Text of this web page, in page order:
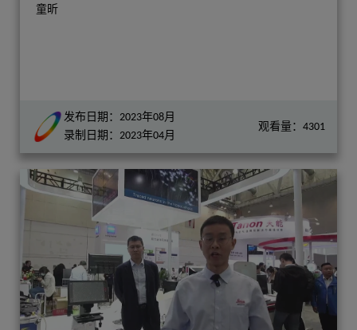
童昕
发布日期：2023年08月
录制日期：2023年04月
观看量：4301